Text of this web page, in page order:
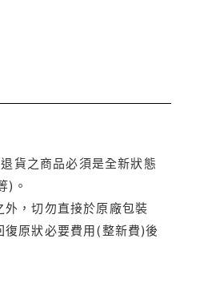
貨之商品必須是全新狀態
)。
，切勿直接於原廠包裝
復原狀必要費用(整新費)後